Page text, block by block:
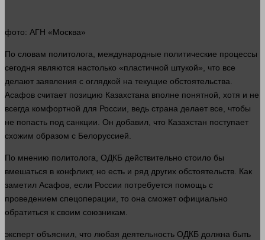
фото: АГН «Москва»
По словам политолога, международные политические процессы
сегодня являются настолько «пластичной штукой», что все
делают заявления с оглядкой на текущие обстоятельства.
Асафов считает позицию Казахстана вполне понятной, хотя и не
всегда комфортной для России, ведь страна делает все, чтобы
не попасть под санкции. Он добавил, что Казахстан поступает
схожим образом с Белоруссией.
По мнению политолога, ОДКБ действительно стоило бы
вмешаться в конфликт, но есть и ряд других обстоятельств . Как
заметил Асафов, если России потребуется помощь с
проведением спецоперации, то она сможет официально
обратиться к своим союзникам.
эксперт объяснил, что любая деятельность ОДКБ должна быть